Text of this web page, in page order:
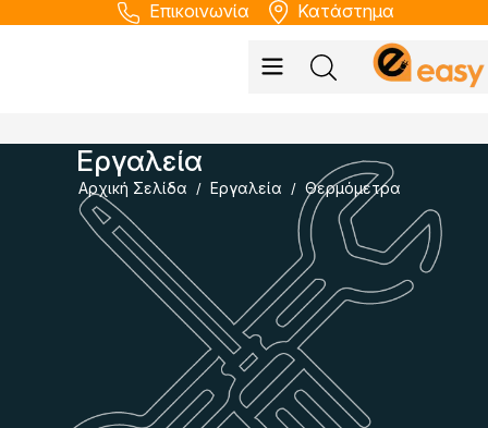
Επικοινωνία Κατάστημα
Αρχική Σελίδα / Εργαλεία / Θερμόμετρα
Εργαλεία